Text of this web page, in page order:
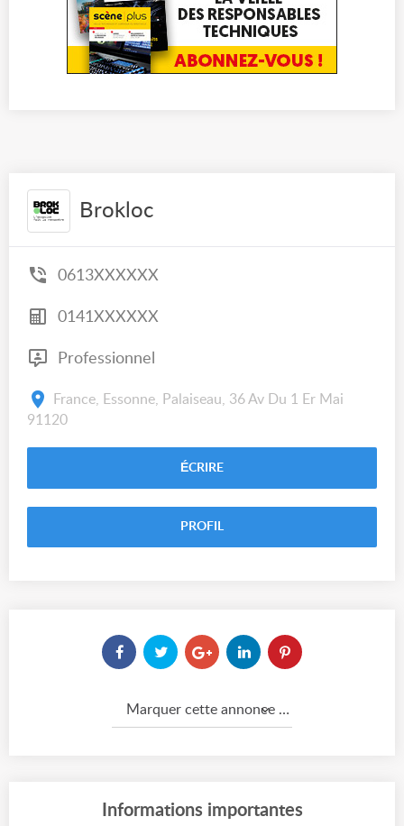
Brokloc
0613XXXXXX
0141XXXXXX
Professionnel
France, Essonne, Palaiseau, 36 Av Du 1 Er Mai
91120
ÉCRIRE
PROFIL
Marquer cette annonce comme...
Informations importantes